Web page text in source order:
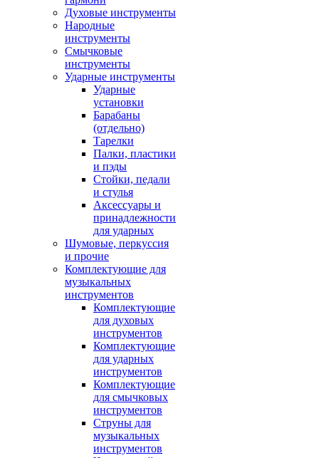
Духовые инструменты
Народные
инструменты
Смычковые
инструменты
Ударные инструменты
Ударные
установки
Барабаны
(отдельно)
Тарелки
Палки, пластики
и пэды
Стойки, педали
и стулья
Аксессуары и
принадлежности
для ударных
Шумовые, перкуссия
и прочие
Комплектующие для
музыкальных
инструментов
Комплектующие
для духовых
инструментов
Комплектующие
для ударных
инструментов
Комплектующие
для смычковых
инструментов
Струны для
музыкальных
инструментов